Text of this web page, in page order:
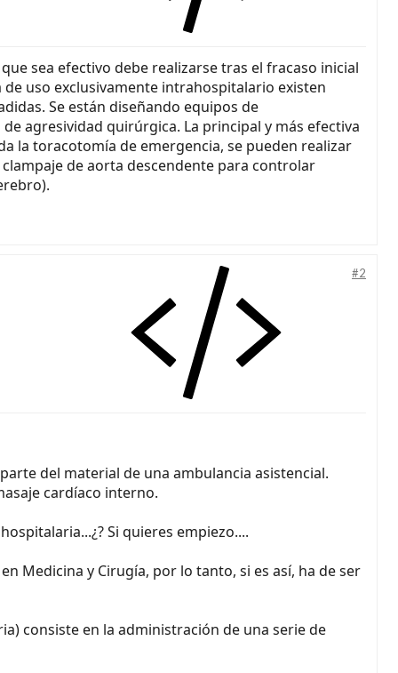
sea efectivo debe realizarse tras el fracaso inicial
de uso exclusivamente intrahospitalario existen
Se están diseñando equipos de
agresividad quirúrgica. La principal y más efectiva
la toracotomía de emergencia, se pueden realizar
de aorta descendente para controlar
#2
del material de una ambulancia asistencial.
cardíaco interno.
Si quieres empiezo....
Medicina y Cirugía, por lo tanto, si es así, ha de ser
consiste en la administración de una serie de